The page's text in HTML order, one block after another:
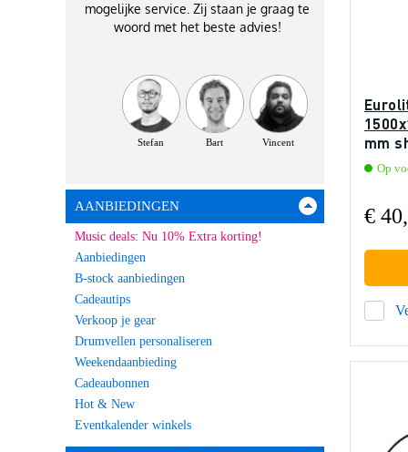
mogelijke service. Zij staan je graag te
woord met het beste advies!
Stefan Bart Vincent
AANBIEDINGEN
Music deals: Nu 10% Extra korting!
Aanbiedingen
B-stock aanbiedingen
Cadeautips
Verkoop je gear
Drumvellen personaliseren
Weekendaanbieding
Cadeaubonnen
Hot & New
Eventkalender winkels
mm
Op
€